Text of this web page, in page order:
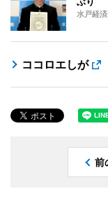
水戸経
ココロエしが
前